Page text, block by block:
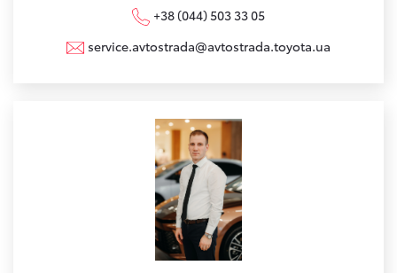
+38 (044) 503 33 05
service.avtostrada@avtostrada.toyota.ua